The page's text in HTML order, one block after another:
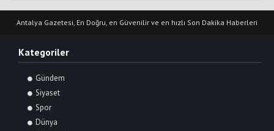
Antalya Gazetesi, En Doğru, en Güvenilir ve en hızlı Son Dakika Haberleri
Kategoriler
Gündem
Siyaset
Spor
Dünya